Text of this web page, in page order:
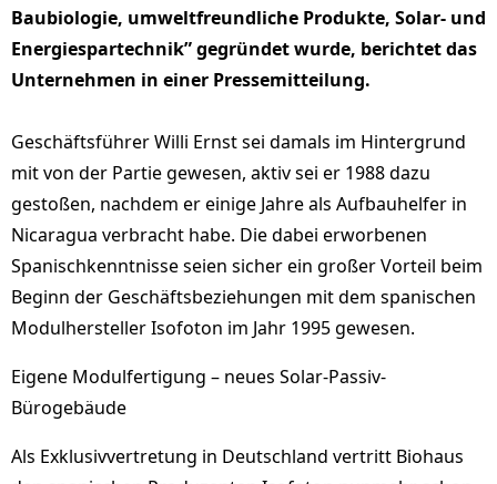
Baubiologie, umweltfreundliche Produkte, Solar- und
Energiespartechnik” gegründet wurde, berichtet das
Unternehmen in einer Pressemitteilung.
Geschäftsführer Willi Ernst sei damals im Hintergrund
mit von der Partie gewesen, aktiv sei er 1988 dazu
gestoßen, nachdem er einige Jahre als Aufbauhelfer in
Nicaragua verbracht habe. Die dabei erworbenen
Spanischkenntnisse seien sicher ein großer Vorteil beim
Beginn der Geschäftsbeziehungen mit dem spanischen
Modulhersteller Isofoton im Jahr 1995 gewesen.
Eigene Modulfertigung – neues Solar-Passiv-
Bürogebäude
Als Exklusivvertretung in Deutschland vertritt Biohaus